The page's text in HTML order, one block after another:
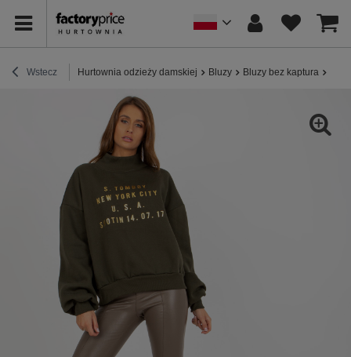
Wstecz Hurtownia odzieży damskiej Bluzy Bluzy bez kaptura